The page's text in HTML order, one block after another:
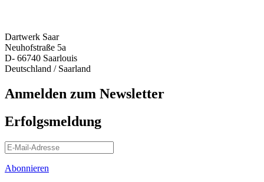
Dartwerk Saar
Neuhofstraße 5a
D- 66740 Saarlouis
Deutschland / Saarland
Anmelden zum Newsletter
Erfolgsmeldung
Abonnieren